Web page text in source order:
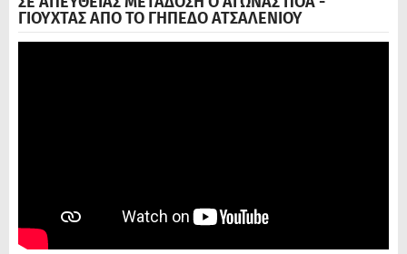
ΓΙΟΥΧΤΑΣ ΑΠΟ ΤΟ ΓΗΠΕΔΟ ΑΤΣΑΛΕΝΙΟΥ